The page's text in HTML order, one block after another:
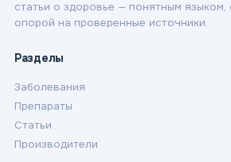
статьи о здоровье — понятным языком,
опорой на проверенные источники.
Разделы
Заболевания
Препараты
Статьи
Производители